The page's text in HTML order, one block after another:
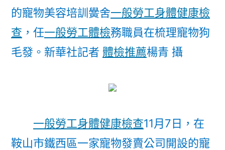
的寵物美容培訓黌舍一般勞工身體健康檢
查 ，任一般勞工體檢務職員在梳理寵物狗
毛發。新華社記者 體檢推薦楊青 攝
一般勞工身體健康檢查11月7日，在
鞍山市鐵西區一家寵物發賣公司開設的寵